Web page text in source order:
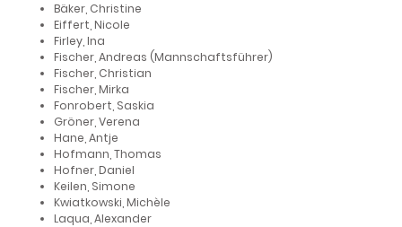
Bäker, Christine
Eiffert, Nicole
Firley, Ina
Fischer, Andreas (Mannschaftsführer)
Fischer, Christian
Fischer, Mirka
Fonrobert, Saskia
Gröner, Verena
Hane, Antje
Hofmann, Thomas
Hofner, Daniel
Keilen, Simone
Kwiatkowski, Michèle
Laqua, Alexander